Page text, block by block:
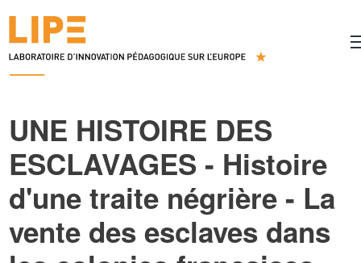
UNE HISTOIRE DES
ESCLAVAGES - Histoire
d'une traite négrière - La
vente des esclaves dans